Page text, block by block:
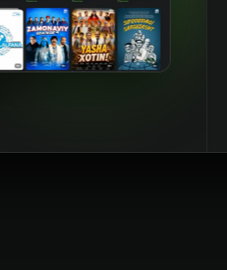
29.11.2021